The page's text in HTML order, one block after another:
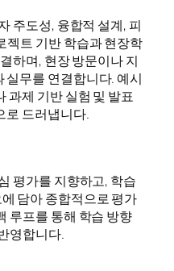
주도성, 융합적 설계, 피
젝트 기반 학습과 현장학
하며, 현장 방문이나 지
실무를 연결합니다. 예시
과제 기반 실험 및 발표
로 드러냅니다.
평가를 지향하고, 학습
담아 종합적으로 평가
루프를 통해 학습 방향
영합니다.